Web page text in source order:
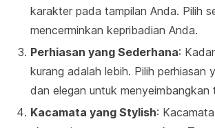
karakter pada tampilan Anda. Pilih
mencerminkan kepribadian Anda.
Perhiasan yang Sederhana:
kurang adalah lebih. Pilih perhiasan
dan elegan untuk menyeimbangkan
Kacamata yang Stylish: